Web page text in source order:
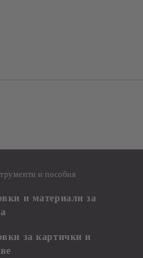
и пособия
и материали за
за картички и